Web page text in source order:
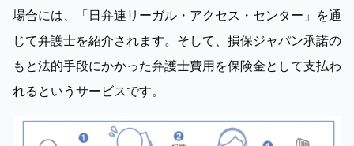
場合には、「日弁連リーガル・アクセス・センター」を通
じて弁護士を紹介されます。そして、損保ジャパン承諾の
もと法的手段にかかった弁護士費用を保険金として支払わ
れるというサービスです。